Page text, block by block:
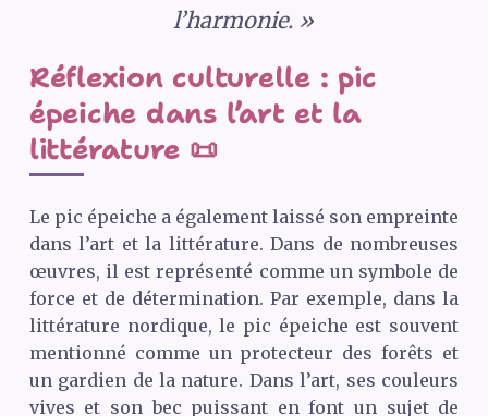
l’harmonie. »
Réflexion culturelle : pic
épeiche dans l’art et la
littérature 📜
Le pic épeiche a également laissé son empreinte
dans l’art et la littérature. Dans de nombreuses
œuvres, il est représenté comme un symbole de
force et de détermination. Par exemple, dans la
littérature nordique, le pic épeiche est souvent
mentionné comme un protecteur des forêts et
un gardien de la nature. Dans l’art, ses couleurs
vives et son bec puissant en font un sujet de